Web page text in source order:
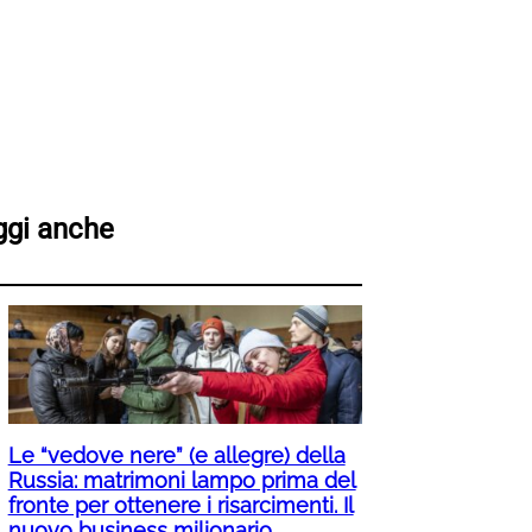
anche
Le “vedove nere” (e allegre) della
Russia: matrimoni lampo prima del
fronte per ottenere i risarcimenti. Il